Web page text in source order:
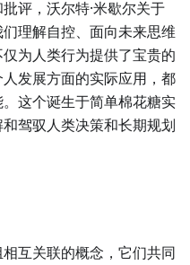
评，沃尔特·米歇尔关于
理解自控、面向未来思维
为人类行为提供了宝贵的
发展方面的实际应用，都
这个诞生于简单棉花糖实
驾驭人类决策和长期规划
互关联的概念，它们共同